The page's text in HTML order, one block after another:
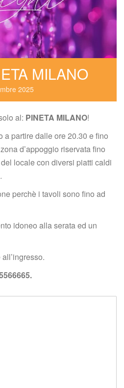
MILANO
2025
al: PINETA MILANO!
a partire dalle ore 20.30 e fino
d’appoggio riservata fino
locale con diversi piatti caldi
perchè i tavoli sono fino ad
idoneo alla serata ed un